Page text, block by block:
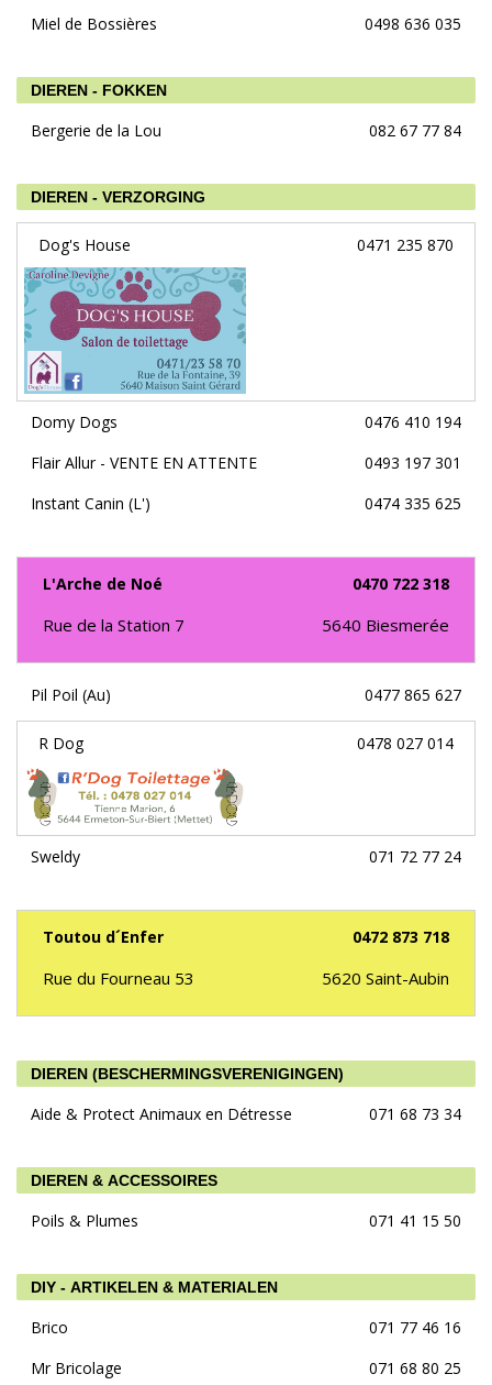
Miel de Bossières
0498 636 035
DIEREN - FOKKEN
Bergerie de la Lou 082 67 77 84
DIEREN - VERZORGING
Dog's House 0471 235 870
Domy Dogs
0476 410 194
Flair Allur - VENTE EN ATTENTE
0493 197 301
Instant Canin (L')
0474 335 625
L'Arche de Noé 0470 722 318
Rue de la Station 7 5640 Biesmerée
Pil Poil (Au) 0477 865 627
R Dog 0478 027 014
Sweldy 071 72 77 24
Toutou d´Enfer 0472 873 718
Rue du Fourneau 53 5620 Saint-Aubin
DIEREN (BESCHERMINGSVERENIGINGEN)
Aide & Protect Animaux en Détresse 071 68 73 34
DIEREN & ACCESSOIRES
Poils & Plumes 071 41 15 50
DIY - ARTIKELEN & MATERIALEN
Brico
071 77 46 16
Mr Bricolage
071 68 80 25